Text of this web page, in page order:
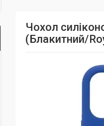
Чохол
(Блакитний/